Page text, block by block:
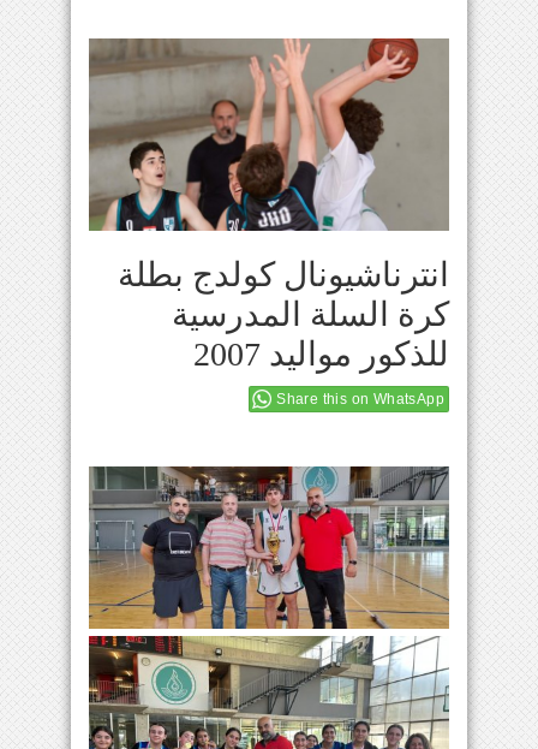
انترناشيونال كولدج بطلة
كرة السلة المدرسية
للذكور مواليد 2007
Share this on WhatsApp